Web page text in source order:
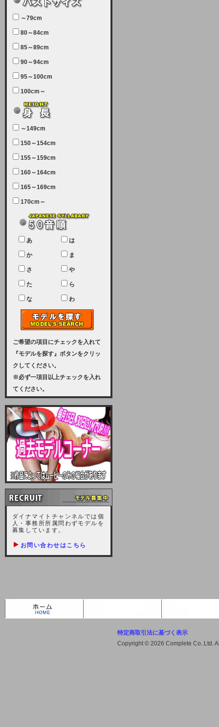
ユーザー様には大変ご迷惑をおかけ
しました。無事、メンテナンスが完
致します。
2025-06-11 (水)
【サーバーメンテナンス実施につい
7月5日（土曜日）午前7：00から午
テナンスを実施します。ユーザー様
にはご迷惑をおかけしますがご理解
いただけます様、宜しくお願い致し
【クレジットカード決済について
②】
現在、クレジットカード決済はJCB
のみになっております。大変ご迷惑
キャシュでの決済は可能ですので、
宜しくお願い致します。
2024-02-23 (金)
【クレジットカード決済について】
只今、クレジットカード会社の都合
により決済ができない状況です。
ユーザー様には、大変ご迷惑をおか
けいたしまして申し訳ございませ
ん。
2023-08-31 (木)
【サーバーメンテナンス実施のお知
らせ】
2023年 9月10日（日曜日）午前8：
サーバーメンテナンスを実施いたし
ます。その為、アクセスはできませ
ますが、ご理解の程を宜しくお願い
致します。
2022-09-01 (木)
【サーバーメンテナンスのお知ら
せ】
9月10日（土曜日）AM6：00から
AM8：00（予定）サーバーメンテ
ナンスを致します。ご迷惑をおかけ
しますが、宜しくお願い致します。
2021-10-22 (金)
2021/10/7に起きました地震によ
不安定な状況もあります。会員様に
は、ご不便をお掛けしますが宜しく
～79cm
80～84cm
85～89cm
90～94cm
95～100cm
100cm～
～149cm
150～154cm
155～159cm
160～164cm
165～169cm
170cm～
あ は
か ま
さ や
た ら
な わ
ご希望の項目にチェックを入れて
『モデルを探す』ボタンをクリッ
クしてください。
※必ず一項目以上チェックを入れ
てください。
ダイナマイトチャンネルでは個
人・事務所所属問わずモデルを
募集しています。
お問い合わせはこちら
特定商取引法に基づく表示
Copyright © 2026 Complete Co..Ltd.